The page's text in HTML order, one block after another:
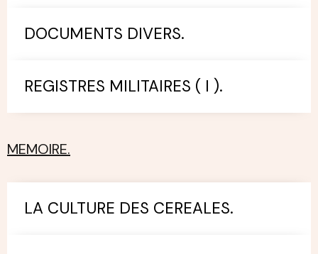
DOCUMENTS DIVERS.
REGISTRES MILITAIRES ( I ).
MEMOIRE.
LA CULTURE DES CEREALES.